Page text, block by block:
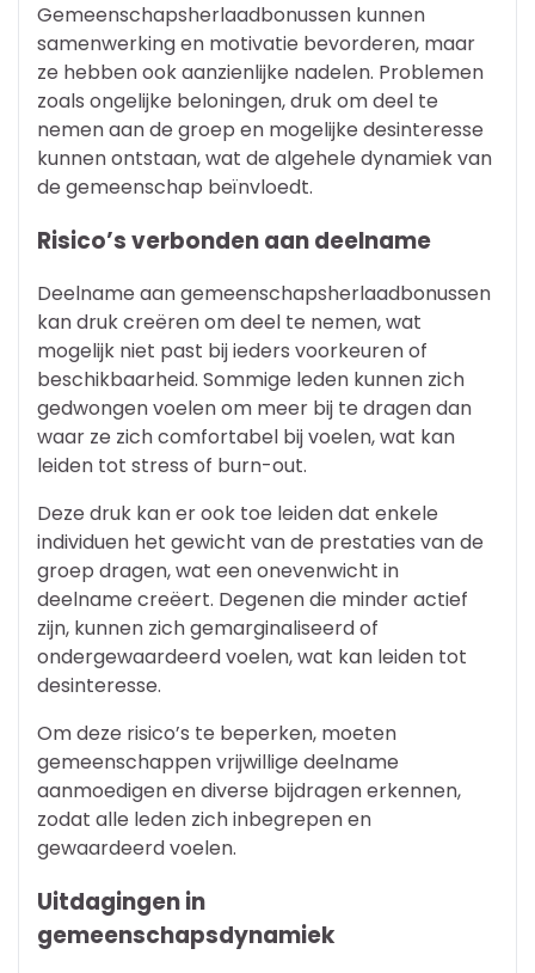
Gemeenschapsherlaadbonussen kunnen
samenwerking en motivatie bevorderen, maar
ze hebben ook aanzienlijke nadelen. Problemen
zoals ongelijke beloningen, druk om deel te
nemen aan de groep en mogelijke desinteresse
kunnen ontstaan, wat de algehele dynamiek van
de gemeenschap beïnvloedt.
Risico’s verbonden aan deelname
Deelname aan gemeenschapsherlaadbonussen
kan druk creëren om deel te nemen, wat
mogelijk niet past bij ieders voorkeuren of
beschikbaarheid. Sommige leden kunnen zich
gedwongen voelen om meer bij te dragen dan
waar ze zich comfortabel bij voelen, wat kan
leiden tot stress of burn-out.
Deze druk kan er ook toe leiden dat enkele
individuen het gewicht van de prestaties van de
groep dragen, wat een onevenwicht in
deelname creëert. Degenen die minder actief
zijn, kunnen zich gemarginaliseerd of
ondergewaardeerd voelen, wat kan leiden tot
desinteresse.
Om deze risico’s te beperken, moeten
gemeenschappen vrijwillige deelname
aanmoedigen en diverse bijdragen erkennen,
zodat alle leden zich inbegrepen en
gewaardeerd voelen.
Uitdagingen in
gemeenschapsdynamiek